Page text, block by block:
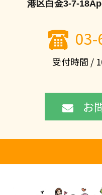
港区白金3-7-
受付時間 /
お